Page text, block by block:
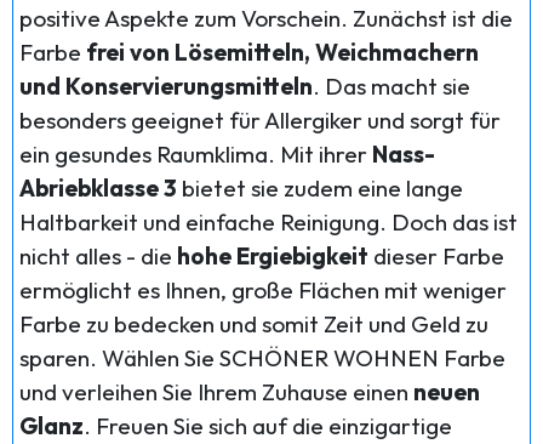
positive Aspekte zum Vorschein. Zunächst ist die
Farbe frei von Lösemitteln, Weichmachern
und Konservierungsmitteln. Das macht sie
besonders geeignet für Allergiker und sorgt für
ein gesundes Raumklima. Mit ihrer Nass-
Abriebklasse 3 bietet sie zudem eine lange
Haltbarkeit und einfache Reinigung. Doch das ist
nicht alles - die hohe Ergiebigkeit dieser Farbe
ermöglicht es Ihnen, große Flächen mit weniger
Farbe zu bedecken und somit Zeit und Geld zu
sparen. Wählen Sie SCHÖNER WOHNEN Farbe
und verleihen Sie Ihrem Zuhause einen neuen
Glanz. Freuen Sie sich auf die einzigartige